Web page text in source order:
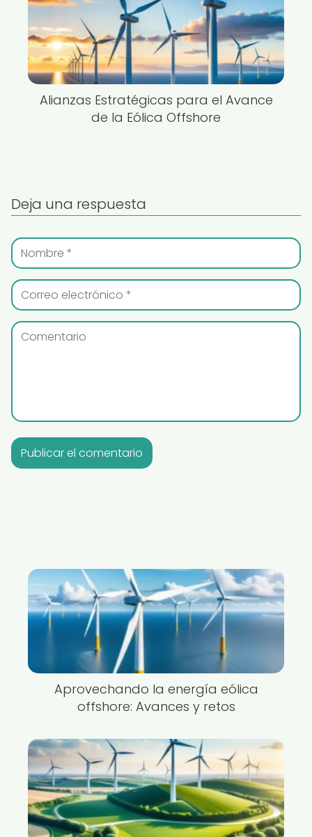
Alianzas Estratégicas para el Avance
de la Eólica Offshore
Deja una respuesta
Aprovechando la energía eólica
offshore: Avances y retos